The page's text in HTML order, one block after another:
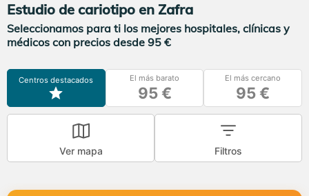
Estudio de cariotipo en Zafra
Seleccionamos para ti los mejores hospitales, clínicas y
médicos con precios desde 95 €
Centros destacados El más barato
95 €
El más cercano
95 €
Ver mapa Filtros